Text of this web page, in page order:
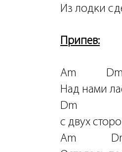
Из лодки
Припев:
Am
Над нами
Dm
с двух
Am